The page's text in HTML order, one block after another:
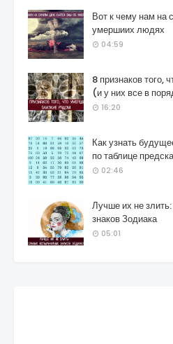
Вот к чему нам на
умершиих людях
04:59
8 признаков того,
(и у них все в
16:20
Как узнать
по таблице
02:46
Лучше их не
знаков Зодиака
05:01